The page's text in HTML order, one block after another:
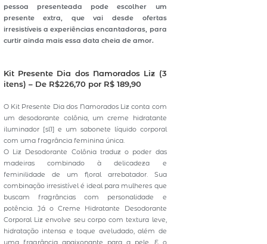
pessoa presenteada pode escolher um
presente extra, que vai desde ofertas
irresistíveis a experiências encantadoras, para
curtir ainda mais essa data cheia de amor.
Kit Presente Dia dos Namorados Liz (3
itens) – De R$226,70 por R$ 189,90
O Kit Presente Dia dos Namorados Liz conta com
um desodorante colônia, um creme hidratante
iluminador [sl1] e um sabonete líquido corporal
com uma fragrância feminina única.
O Liz Desodorante Colônia traduz o poder das
madeiras combinado à delicadeza e
feminilidade de um floral arrebatador. Sua
combinação irresistível é ideal para mulheres que
buscam fragrâncias com personalidade e
potência. Já o Creme Hidratante Desodorante
Corporal Liz envolve seu corpo com textura leve,
hidratação intensa e toque aveludado, além de
uma fragrância apaixonante para a pele. E o